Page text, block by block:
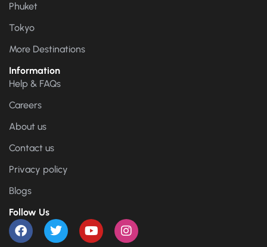
Phuket
Tokyo
More Destinations
Information
Help & FAQs
Careers
About us
Contact us
Privacy policy
Blogs
Follow Us